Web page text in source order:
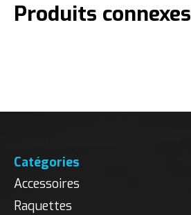
Produits connexes
Catégories
Accessoires
Raquettes